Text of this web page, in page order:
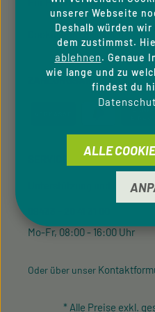
Cookie-Einstellungen
ZAHLUNGSARTEN
SERVICE-HOTLINE
Unterstützung und
Mo-Fr, 08:00 - 16:00 Uhr
Oder über unser
* Alle Preise exkl.
unserer Webseite
Deshalb würden
dem zustimmst.
ablehnen. Genaue
wie lange und zu
findest du
ALLE